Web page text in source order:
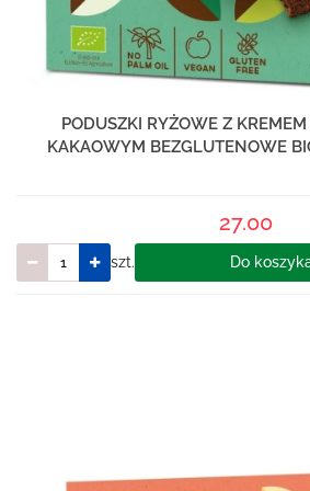
PODUSZKI RYŻOWE Z
KAKAOWYM BEZGLUTENOWE
27.00
szt. Do